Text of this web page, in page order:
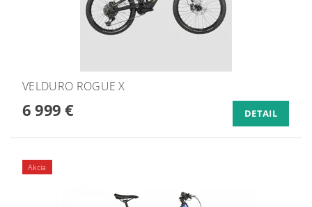
VELDURO ROGUE X
6 999 € DETAIL
Akcia